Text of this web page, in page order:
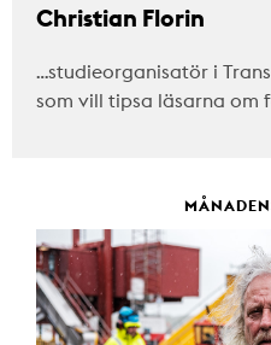
Christian Florin
…studieorganisatör i
som vill tipsa läsarna om